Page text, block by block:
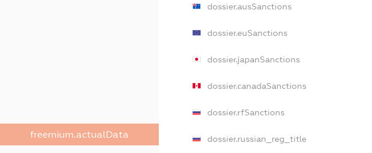
freemium.actualData
dossier.ausSanctions
dossier.euSanctions
dossier.japanSanctions
dossier.canadaSanctions
dossier.rfSanctions
dossier.russian_reg_title